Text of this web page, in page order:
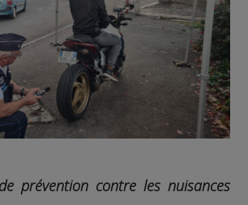
prévention contre les nuisances